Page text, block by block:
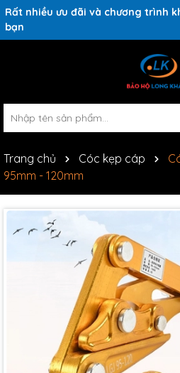
Rất nhiều ưu đãi và chương trình
bạn
Trang chủ Cóc kẹp cáp
95mm - 120mm